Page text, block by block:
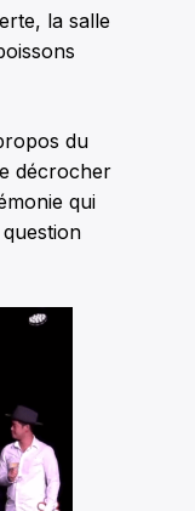
la salle
du
décrocher
qui